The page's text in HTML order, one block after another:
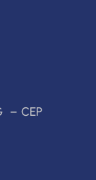
– CEP